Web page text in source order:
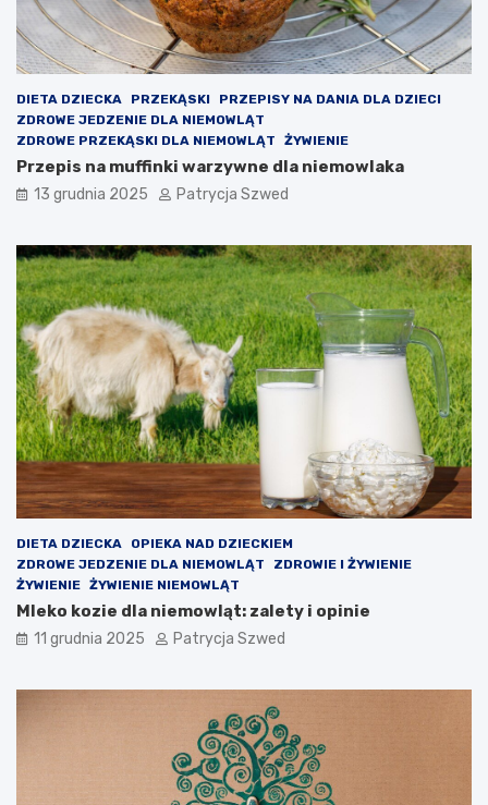
k
e
r
z
y
n
o
k
o
r
z
y
ś
c
i
a
o
a
j
a
k
i
z
a
j
ę
c
i
a
p
o
z
a
l
e
k
c
y
j
n
?
DIETA DZIECKA PRZEKĄSKI
PRZEPISY NA DANIA DLA DZIECI
ZDROWE JEDZENIE DLA NIEMOWLĄT
ZDROWE PRZEKĄSKI DLA NIEMOWLĄT
ŻYWIENIE
Przepis na muffinki warzywne dla niemowlaka
13 grudnia 2025 Patrycja Szwed
DIETA DZIECKA
OPIEKA NAD DZIECKIEM
ZDROWE JEDZENIE DLA NIEMOWLĄT
ZDROWIE I ŻYWIENIE
ŻYWIENIE ŻYWIENIE NIEMOWLĄT
Mleko kozie dla niemowląt: zalety i opinie
11 grudnia 2025 Patrycja Szwed